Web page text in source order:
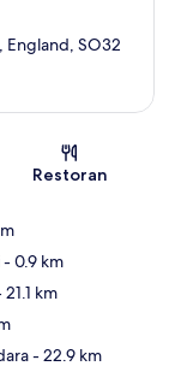
England, SO32
Restoran
- 0.9 km
21.1 km
- 22.9 km